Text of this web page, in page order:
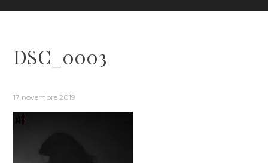
DSC_0003
17 novembre 2019